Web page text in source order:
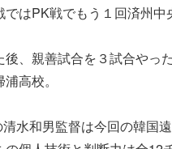
はPK戦でもう１回済州中
、親善試合を３試合やっ
高校。
水和男監督は今回の韓国